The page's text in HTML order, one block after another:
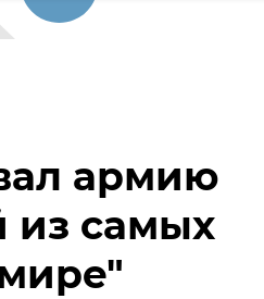
армию
из самых